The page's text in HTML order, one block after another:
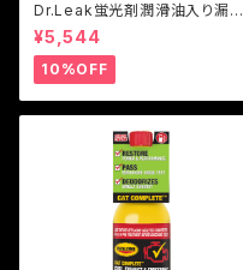
Dr.Leak蛍光剤潤滑油入り漏れ
止め剤
¥5,544
10%OFF